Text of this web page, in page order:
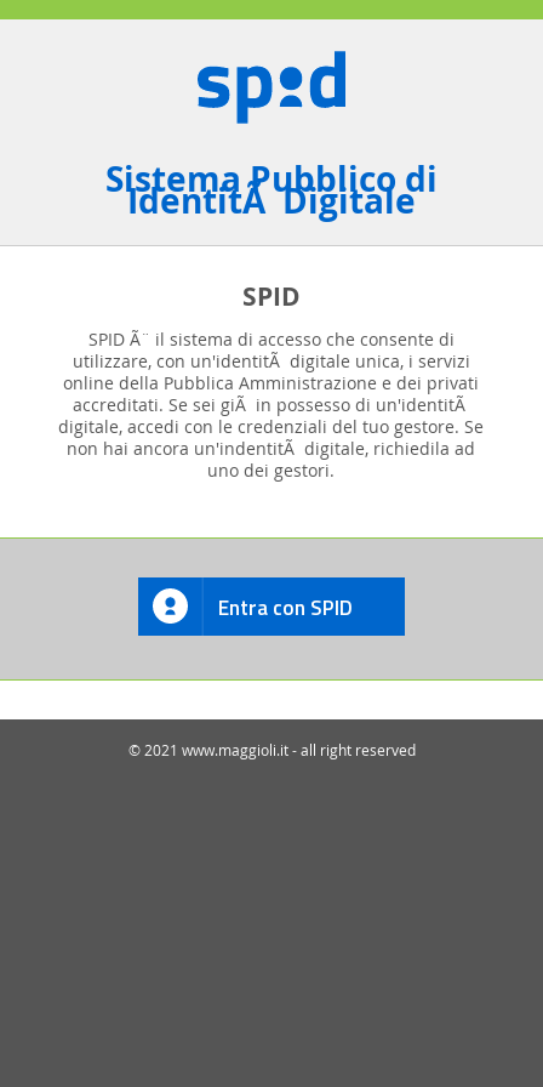
Sistema Pubblico di
IdentitÃ Digitale
SPID
SPID Ã¨ il sistema di accesso che consente di
utilizzare, con un'identitÃ digitale unica, i servizi
online della Pubblica Amministrazione e dei privati
accreditati. Se sei giÃ in possesso di un'identitÃ
digitale, accedi con le credenziali del tuo gestore. Se
non hai ancora un'indentitÃ digitale, richiedila ad
uno dei gestori.
Entra con SPID
© 2021 www.maggioli.it - all right reserved